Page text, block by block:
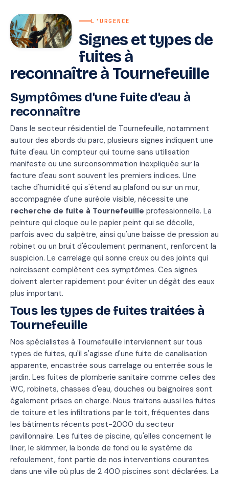
L'URGENCE
Signes et types de
fuites à
reconnaître à Tournefeuille
Symptômes d'une fuite d'eau à
reconnaître
Dans le secteur résidentiel de Tournefeuille, notamment
autour des abords du parc, plusieurs signes indiquent une
fuite d'eau. Un compteur qui tourne sans utilisation
manifeste ou une surconsommation inexpliquée sur la
facture d'eau sont souvent les premiers indices. Une
tache d'humidité qui s'étend au plafond ou sur un mur,
accompagnée d'une auréole visible, nécessite une
recherche de fuite à Tournefeuille professionnelle. La
peinture qui cloque ou le papier peint qui se décolle,
parfois avec du salpêtre, ainsi qu'une baisse de pression au
robinet ou un bruit d'écoulement permanent, renforcent la
suspicion. Le carrelage qui sonne creux ou des joints qui
noircissent complètent ces symptômes. Ces signes
doivent alerter rapidement pour éviter un dégât des eaux
plus important.
Tous les types de fuites traitées à
Tournefeuille
Nos spécialistes à Tournefeuille interviennent sur tous
types de fuites, qu'il s'agisse d'une fuite de canalisation
apparente, encastrée sous carrelage ou enterrée sous le
jardin. Les fuites de plomberie sanitaire comme celles des
WC, robinets, chasses d'eau, douches ou baignoires sont
également prises en charge. Nous traitons aussi les fuites
de toiture et les infiltrations par le toit, fréquentes dans
les bâtiments récents post-2000 du secteur
pavillonnaire. Les fuites de piscine, qu'elles concernent le
liner, le skimmer, la bonde de fond ou le système de
refoulement, font partie de nos interventions courantes
dans une ville où plus de 2 400 piscines sont déclarées. La